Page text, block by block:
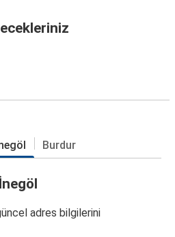
Burdur
adres bilgilerini